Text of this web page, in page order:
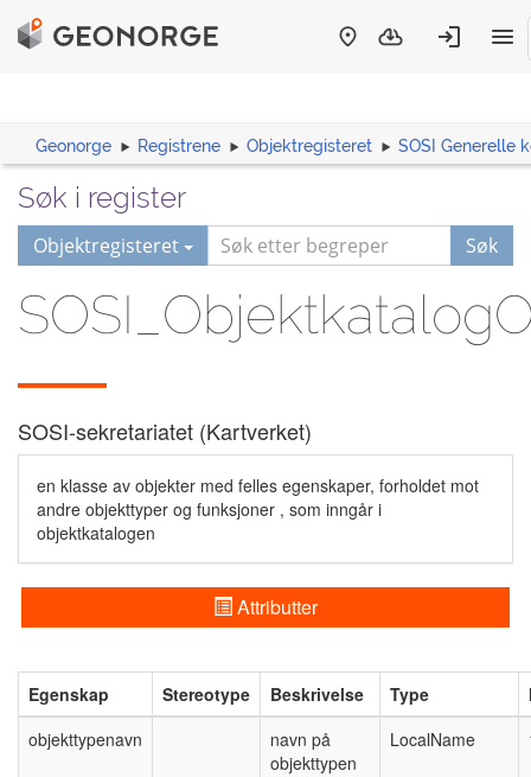
Geonorge Registrene Objektregisteret SOSI Generelle
Søk i register
Objektregisteret Søk
SOSI-sekretariatet (Kartverket)
en klasse av objekter med felles egenskaper, forholdet mot
andre objekttyper og funksjoner , som inngår i
objektkatalogen
Attributter
Egenskap Stereotype Beskrivelse Type
objekttypenavn
navn på
objekttypen
LocalName